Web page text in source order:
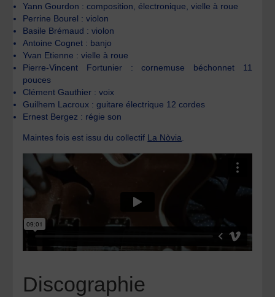
Yann Gourdon : composition, électronique, vielle à roue
Perrine Bourel : violon
Basile Brémaud : violon
Antoine Cognet : banjo
Yvan Etienne : vielle à roue
Pierre-Vincent Fortunier : cornemuse béchonnet 11
pouces
Clément Gauthier : voix
Guilhem Lacroux : guitare électrique 12 cordes
Ernest Bergez : régie son
Maintes fois est issu du collectif La Nòvia.
Discographie